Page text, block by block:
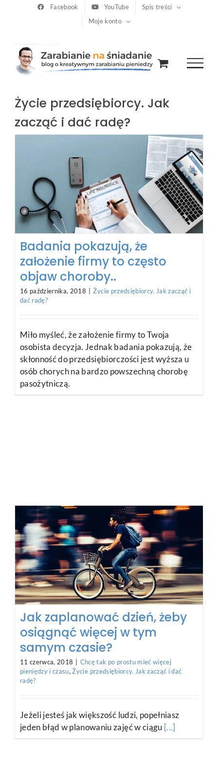
Facebook YouTube
Spis treści
Moje konto
Życie przedsiębiorcy. Jak
zacząć i dać radę?
Badania pokazują, że
założenie firmy to często
objaw choroby..
16 października, 2018
Życie przedsiębiorcy. Jak zacząć i
dać radę?
Miło myśleć, że założenie firmy to Twoja
osobista decyzja. Jednak badania pokazują, że
skłonność do przedsiębiorczości jest wyższa u
osób chorych na bardzo powszechną chorobę
pasożytniczą.
Jak zaplanować dzień, żeby
osiągnąć więcej w tym
samym czasie?
11 czerwca, 2018
Chcę tak po prostu mieć więcej
pieniędzy i czasu,Życie przedsiębiorcy. Jak zacząć i dać
radę?
Jeżeli jesteś jak większość ludzi, popełniasz
jeden błąd w planowaniu zajęć w ciągu [...]